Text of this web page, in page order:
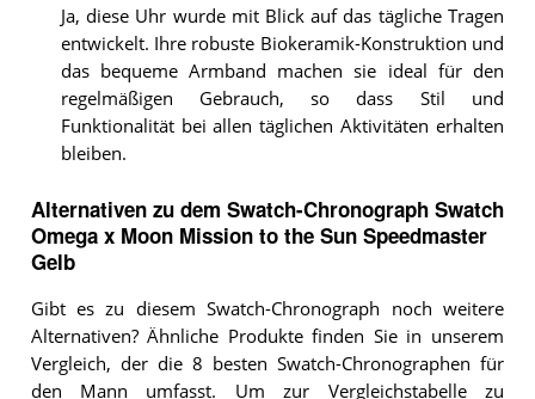
Ja, diese Uhr wurde mit Blick auf das tägliche Tragen
entwickelt. Ihre robuste Biokeramik-Konstruktion und
das bequeme Armband machen sie ideal für den
regelmäßigen Gebrauch, so dass Stil und
Funktionalität bei allen täglichen Aktivitäten erhalten
bleiben.
Alternativen zu dem Swatch-Chronograph Swatch
Omega x Moon Mission to the Sun Speedmaster
Gelb
Gibt es zu diesem Swatch-Chronograph noch weitere
Alternativen? Ähnliche Produkte finden Sie in unserem
Vergleich, der die 8 besten Swatch-Chronographen für
den Mann umfasst. Um zur Vergleichstabelle zu